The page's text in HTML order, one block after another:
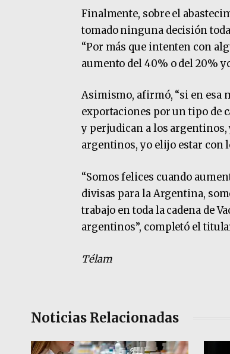
Finalmente, sobre el
tomado ninguna decisión
“Por más que intenten con
aumento del 40% o del 20%
Asimismo, afirmó, “si en esa
exportaciones por un tipo de
y perjudican a los
argentinos, yo elijo estar con
“Somos felices cuando
divisas para la Argentina,
trabajo en toda la cadena de
argentinos”, completó el
Télam
Noticias Relacionadas